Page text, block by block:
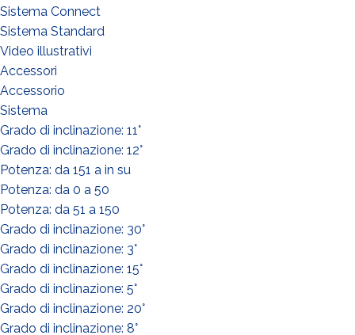
Sistema Connect
Sistema Standard
Video illustrativi
Accessori
Accessorio
Sistema
Grado di inclinazione: 11°
Grado di inclinazione: 12°
Potenza: da 151 a in su
Potenza: da 0 a 50
Potenza: da 51 a 150
Grado di inclinazione: 30°
Grado di inclinazione: 3°
Grado di inclinazione: 15°
Grado di inclinazione: 5°
Grado di inclinazione: 20°
Grado di inclinazione: 8°
WHAT DO YOU DO?*